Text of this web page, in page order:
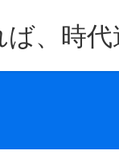
ば、時